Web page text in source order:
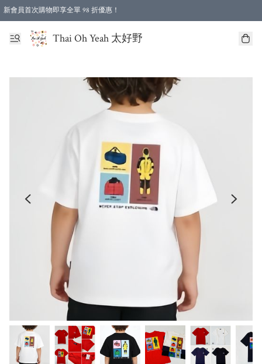
新會員首次購物即享全單 98 折優惠！
特選會員可享全單低至 96 折優惠！
Thai Oh Yeah 太好野